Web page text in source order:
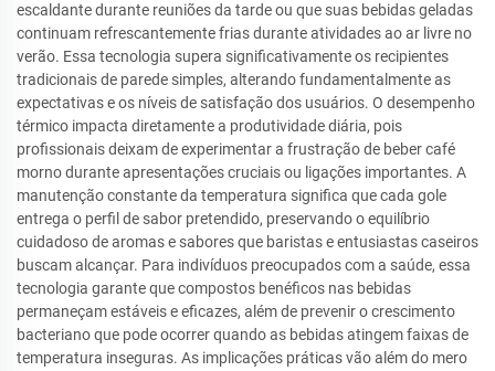
escaldante durante reuniões da tarde ou que suas bebidas geladas
continuam refrescantemente frias durante atividades ao ar livre no
verão. Essa tecnologia supera significativamente os recipientes
tradicionais de parede simples, alterando fundamentalmente as
expectativas e os níveis de satisfação dos usuários. O desempenho
térmico impacta diretamente a produtividade diária, pois
profissionais deixam de experimentar a frustração de beber café
morno durante apresentações cruciais ou ligações importantes. A
manutenção constante da temperatura significa que cada gole
entrega o perfil de sabor pretendido, preservando o equilíbrio
cuidadoso de aromas e sabores que baristas e entusiastas caseiros
buscam alcançar. Para indivíduos preocupados com a saúde, essa
tecnologia garante que compostos benéficos nas bebidas
permaneçam estáveis e eficazes, além de prevenir o crescimento
bacteriano que pode ocorrer quando as bebidas atingem faixas de
temperatura inseguras. As implicações práticas vão além do mero